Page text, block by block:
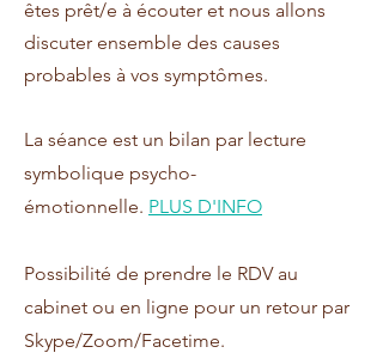
êtes prêt/e à écouter et nous allons
discuter ensemble des causes
probables à vos symptômes.
La séance est un bilan par lecture
symbolique psycho-
émotionnelle. PLUS D'INFO
Possibilité de prendre le RDV au
cabinet ou en ligne pour un retour par
Skype/Zoom/Facetime.